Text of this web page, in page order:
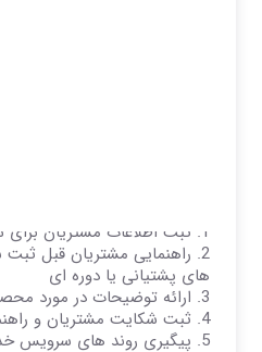
به درخواست‌های تلفنی برای
پشتیبانی فنی، فروش و
خدمات ، شکایات یا دیگر
سیستم اطلاعات کامل مشتری
تلفن ، آدرس ، نام و نام
ثبت می شود. در برخی موارد
سیستم های بازاریابی و
1. ثبت اطلاعات مشتریان
2. راهنمایی مشتریان قبل
های پشتیانی یا دوره ای
3. ارائه توضیحات در مورد
4. ثبت شکایت مشتریان و
5. پیگیری روند های سرویس